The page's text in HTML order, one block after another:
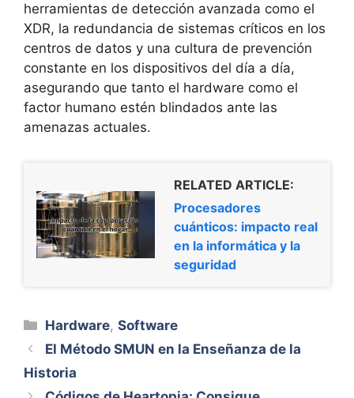
herramientas de detección avanzada como el
XDR, la redundancia de sistemas críticos en los
centros de datos y una cultura de prevención
constante en los dispositivos del día a día,
asegurando que tanto el hardware como el
factor humano estén blindados ante las
amenazas actuales.
RELATED ARTICLE:
Procesadores
cuánticos: impacto real
en la informática y la
seguridad
Categorías
Hardware,Software
El Método SMUN en la Enseñanza de la
Historia